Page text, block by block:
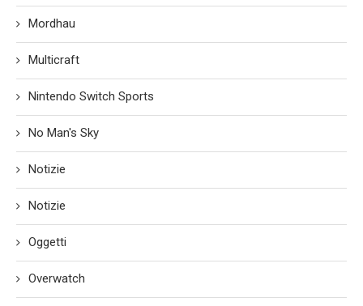
Mordhau
Multicraft
Nintendo Switch Sports
No Man's Sky
Notizie
Notizie
Oggetti
Overwatch